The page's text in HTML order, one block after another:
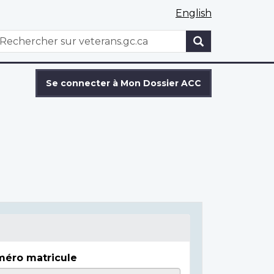
English
WxT
Se connecter à Mon Dossier ACC
matricule